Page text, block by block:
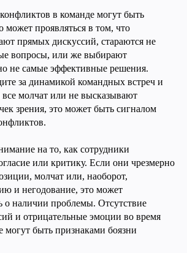
в команде могут быть
может проявляться в том, что
прямых дискуссий, стараются не
вопросы, или же выбирают
не самые эффективные решения.
за динамикой командных встреч и
молчат или не высказывают
зрения, это может быть сигналом
на то, как сотрудники
или критику. Если они чрезмерно
молчат или, наоборот,
и негодование, это может
о наличии проблемы. Отсутствие
и отрицательные эмоции во время
могут быть признаками боязни